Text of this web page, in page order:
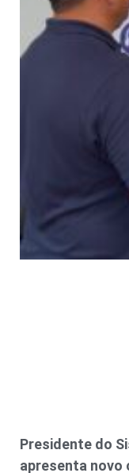
Presidente do
apresenta novo